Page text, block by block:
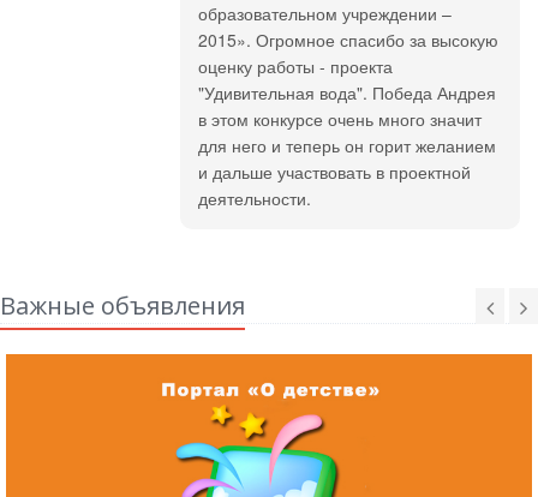
образовательном учреждении –
2015». Огромное спасибо за высокую
оценку работы - проекта
"Удивительная вода". Победа Андрея
в этом конкурсе очень много значит
для него и теперь он горит желанием
и дальше участвовать в проектной
деятельности.
Важные объявления